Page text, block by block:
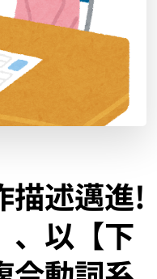
描述邁進!
、以【下